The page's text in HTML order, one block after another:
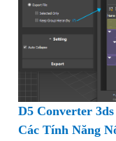
D5 Converter
Các Tính Năng